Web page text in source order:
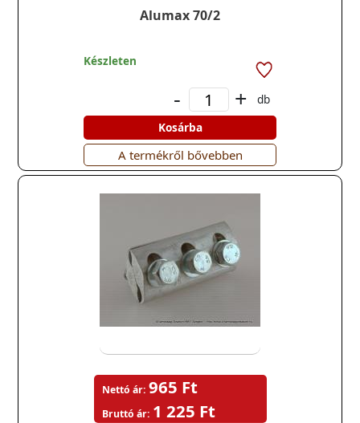
Alumax 70/2
Készleten
- +
db
Kosárba
A termékről bővebben
Nettó ár: 965 Ft
Bruttó ár: 1 225 Ft